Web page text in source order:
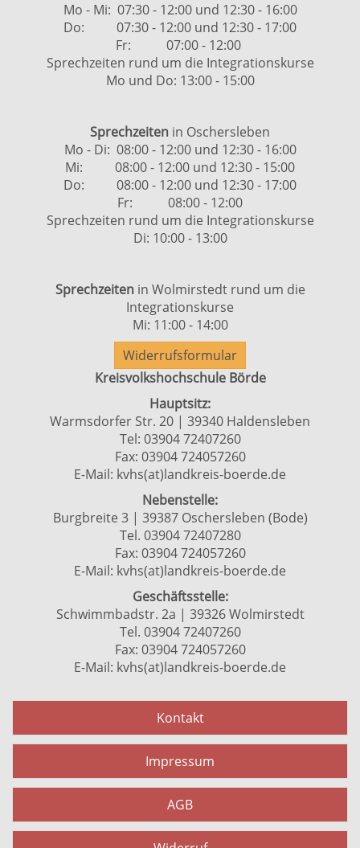
Mo - Mi: 07:30 - 12:00 und 12:30 - 16:00
Do: 07:30 - 12:00 und 12:30 - 17:00
Fr: 07:00 - 12:00
Sprechzeiten rund um die Integrationskurse
Mo und Do: 13:00 - 15:00
Sprechzeiten in Oschersleben
Mo - Di: 08:00 - 12:00 und 12:30 - 16:00
Mi: 08:00 - 12:00 und 12:30 - 15:00
Do: 08:00 - 12:00 und 12:30 - 17:00
Fr: 08:00 - 12:00
Sprechzeiten rund um die Integrationskurse
Di: 10:00 - 13:00
Sprechzeiten in Wolmirstedt rund um die
Integrationskurse
Mi: 11:00 - 14:00
Widerrufsformular
Kreisvolkshochschule Börde
Hauptsitz:
Warmsdorfer Str. 20 | 39340 Haldensleben
Tel: 03904 72407260
Fax: 03904 724057260
E-Mail: kvhs(at)landkreis-boerde.de
Nebenstelle:
Burgbreite 3 | 39387 Oschersleben (Bode)
Tel. 03904 72407280
Fax: 03904 724057260
E-Mail: kvhs(at)landkreis-boerde.de
Geschäftsstelle:
Schwimmbadstr. 2a | 39326 Wolmirstedt
Tel. 03904 72407260
Fax: 03904 724057260
E-Mail: kvhs(at)landkreis-boerde.de
Kontakt
Impressum
AGB